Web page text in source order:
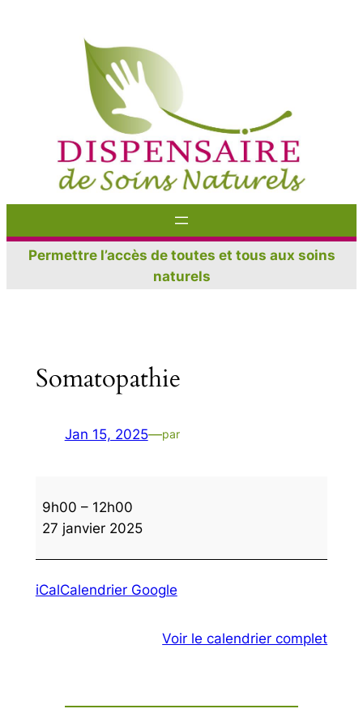
Permettre l’accès de toutes et tous aux soins
naturels
Somatopathie
Jan 15, 2025—par
9h00 – 12h00
27 janvier 2025
iCalCalendrier Google
Voir le calendrier complet